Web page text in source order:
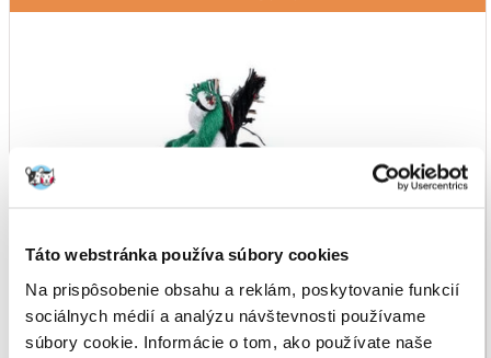
Táto webstránka používa súbory cookies
Na prispôsobenie obsahu a reklám, poskytovanie funkcií
sociálnych médií a analýzu návštevnosti používame
súbory cookie. Informácie o tom, ako používate naše